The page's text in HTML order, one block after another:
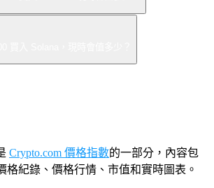
Crypto.com 價格指數的一部分，內容包
格紀錄、價格行情、市值和實時圖表。